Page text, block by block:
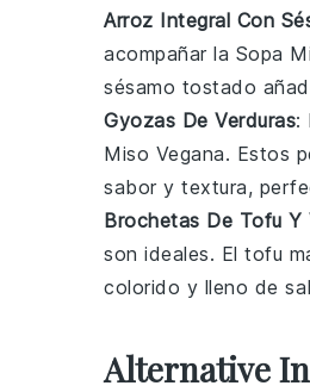
Arroz Integral Con
acompañar la Sopa
sésamo tostado
Gyozas De Verduras:
Miso Vegana. Estos
sabor y textura,
Brochetas De Tofu Y
son ideales. El tofu
colorido y lleno de
Alternative